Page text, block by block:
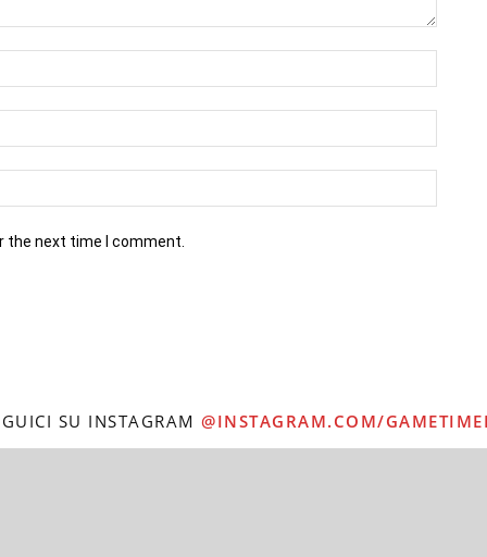
the next time I comment.
SU INSTAGRAM @INSTAGRAM.COM/